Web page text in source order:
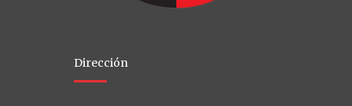
Dirección